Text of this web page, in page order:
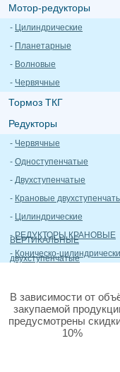
Мотор-редукторы
- Цилиндрические
- Планетарные
- Волновые
- Червячные
Тормоз ТКГ
Редукторы
- Червячные
- Одноступенчатые
- Двухступенчатые
- Крановые
- Цилиндрические
-РЕДУКТОРЫ КРАНОВЫЕ
ВЕРТИКАЛЬНЫЕ
- Коническо-
двухступенчатые
В зависимости от
закупаемой
предусмотрены
10%